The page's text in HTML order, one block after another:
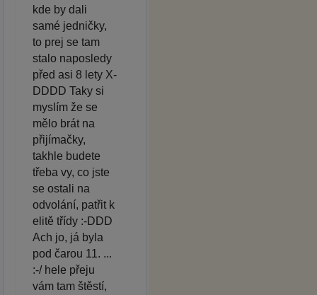
kde by dali
samé jedničky,
to prej se tam
stalo naposledy
před asi 8 lety X-
DDDD Taky si
myslím že se
mělo brát na
přijímačky,
takhle budete
třeba vy, co jste
se ostali na
odvolání, patřit k
elitě třídy :-DDD
Ach jo, já byla
pod čarou 11. ...
:-/ hele přeju
vám tam štěstí,